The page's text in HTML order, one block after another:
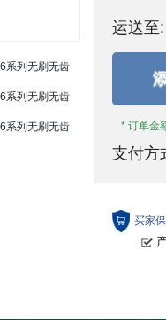
运送至:
* 订单金
支付方
买家